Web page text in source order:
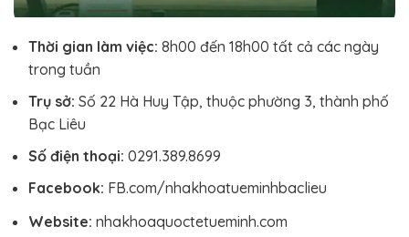
Thời gian làm việc: 8h00 đến 18h00 tất cả các ngày
trong tuần
Trụ sở: Số 22 Hà Huy Tập, thuộc phường 3, thành phố
Bạc Liêu
Số điện thoại: 0291.389.8699
Facebook: FB.com/nhakhoatueminhbaclieu
Website: nhakhoaquoctetueminh.com